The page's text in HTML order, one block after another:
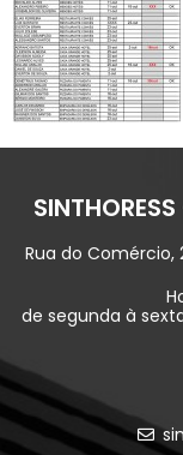
Rua do Comércio,
de segunda à